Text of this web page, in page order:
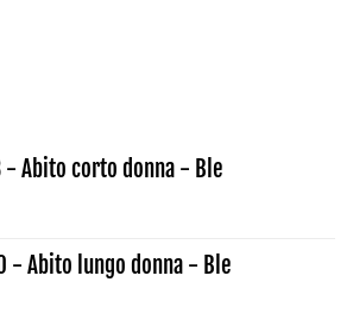
- Abito corto donna - Ble
- Abito lungo donna - Ble